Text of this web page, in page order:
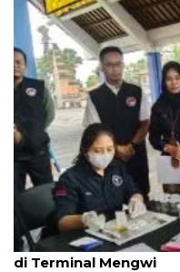
BNN Badung Bali tes
di Terminal Mengwi